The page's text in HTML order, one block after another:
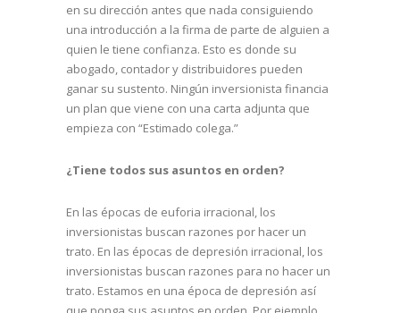
en su dirección antes que nada consiguiendo
una introducción a la firma de parte de alguien a
quien le tiene confianza. Esto es donde su
abogado, contador y distribuidores pueden
ganar su sustento. Ningún inversionista financia
un plan que viene con una carta adjunta que
empieza con “Estimado colega.”
¿Tiene todos sus asuntos en orden?
En las épocas de euforia irracional, los
inversionistas buscan razones por hacer un
trato. En las épocas de depresión irracional, los
inversionistas buscan razones para no hacer un
trato. Estamos en una época de depresión así